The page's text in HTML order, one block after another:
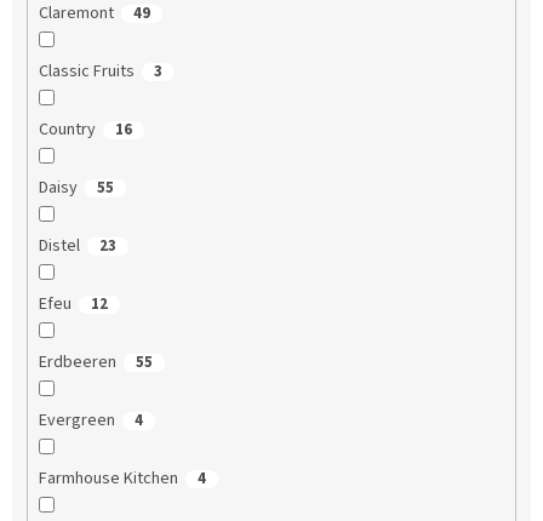
Claremont 49
Classic Fruits 3
Country 16
Daisy 55
Distel 23
Efeu 12
Erdbeeren 55
Evergreen 4
Farmhouse Kitchen 4